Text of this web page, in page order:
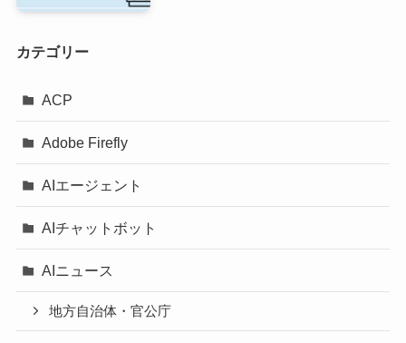
カテゴリー
ACP
Adobe Firefly
AIエージェント
AIチャットボット
AIニュース
地方自治体・官公庁